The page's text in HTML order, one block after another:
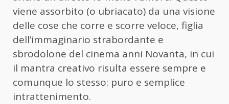
viene assorbito (o ubriacato) da una visione
delle cose che corre e scorre veloce, figlia
dell’immaginario strabordante e
sbrodolone del cinema anni Novanta, in cui
il mantra creativo risulta essere sempre e
comunque lo stesso: puro e semplice
intrattenimento.